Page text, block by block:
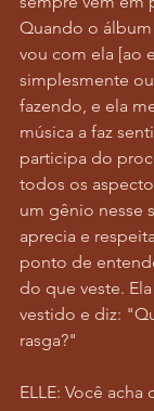
Quando o
vou com ela [ao
simplesmente
fazendo, e ela
música a faz
participa do
todos os
um gênio nesse
aprecia e
ponto de
do que veste.
vestido e diz:
rasga?"
ELLE: Você